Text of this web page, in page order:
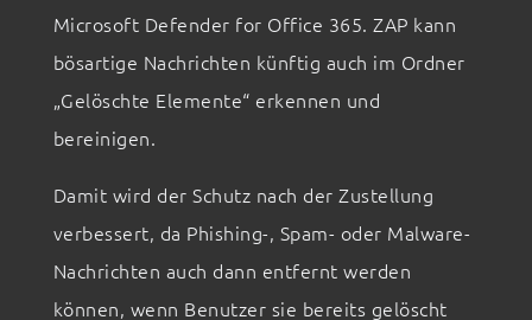
Microsoft Defender for Office 365. ZAP kann
bösartige Nachrichten künftig auch im Ordner
„Gelöschte Elemente“ erkennen und
bereinigen.
Damit wird der Schutz nach der Zustellung
verbessert, da Phishing-, Spam- oder Malware-
Nachrichten auch dann entfernt werden
können, wenn Benutzer sie bereits gelöscht